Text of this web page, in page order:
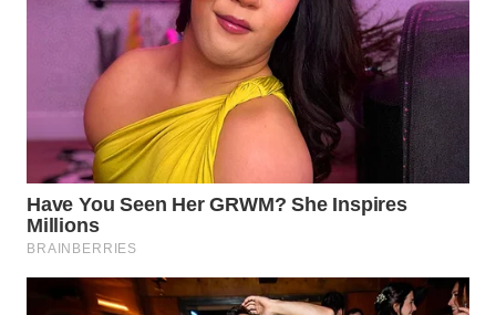
WATCH
LPKKI
LKKI
KOPEKLIN
PORTAL